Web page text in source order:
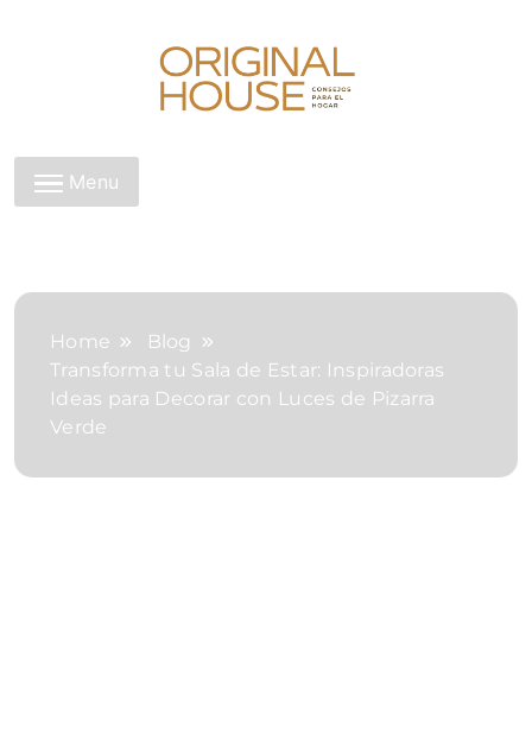
Original House
Menu
Home
Blog
Transforma tu Sala de Estar: Inspiradoras
Ideas para Decorar con Luces de Pizarra
Verde